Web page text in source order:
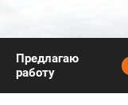
Предлагаю
работу